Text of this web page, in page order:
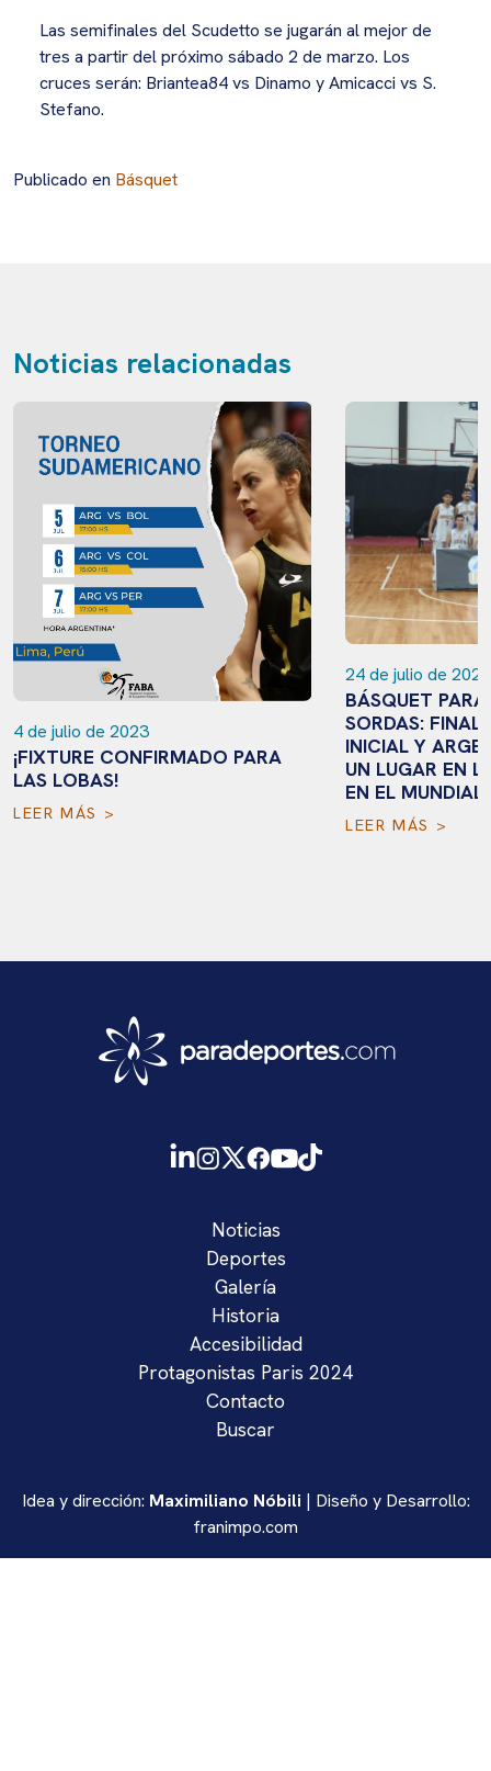
Las semifinales del Scudetto se jugarán al mejor de
tres a partir del próximo sábado 2 de marzo. Los
cruces serán: Briantea84 vs Dinamo y Amicacci vs S.
Stefano.
Publicado en Básquet
Noticias relacionadas
4 de julio de 2023
¡FIXTURE CONFIRMADO PARA
LAS LOBAS!
LEER MÁS >
24 de julio de 2024
BÁSQUET
SORDAS:
INICIAL Y
UN LUGAR EN
EN EL MUNDIAL
LEER MÁS >
Noticias
Deportes
Galería
Historia
Accesibilidad
Protagonistas Paris 2024
Contacto
Buscar
Idea y dirección: Maximiliano Nóbili | Diseño y Desarrollo:
franimpo.com